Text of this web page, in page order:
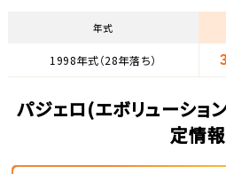
年式
1998年式（28年落ち）
パジェロ(エボリューショ
定情報